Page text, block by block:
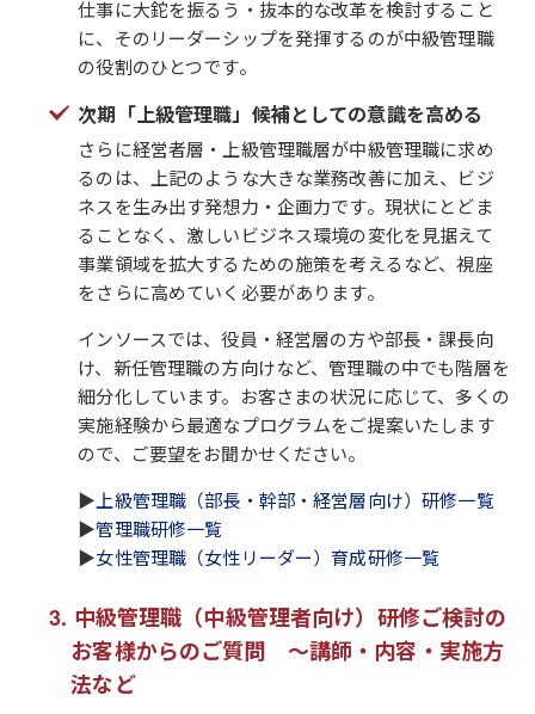
仕事に大鉈を振るう・抜本的な改革を検討すること
に、そのリーダーシップを発揮するのが中級管理職
の役割のひとつです。
次期「上級管理職」候補としての意識を高める
さらに経営者層・上級管理職層が中級管理職に求め
るのは、上記のような大きな業務改善に加え、ビジ
ネスを生み出す発想力・企画力です。現状にとどま
ることなく、激しいビジネス環境の変化を見据えて
事業領域を拡大するための施策を考えるなど、視座
をさらに高めていく必要があります。
インソースでは、役員・経営層の方や部長・課長向
け、新任管理職の方向けなど、管理職の中でも階層を
細分化しています。お客さまの状況に応じて、多くの
実施経験から最適なプログラムをご提案いたします
ので、ご要望をお聞かせください。
▶ 上級管理職（部長・幹部・経営層向け）研修一覧
▶管理職研修一覧
▶女性管理職（女性リーダー）育成研修一覧
中級管理職（中級管理者向け）研修ご検討の
お客様からのご質問 ～講師・内容・実施方
法など